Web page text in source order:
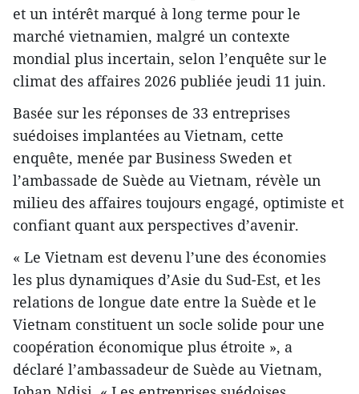
et un intérêt marqué à long terme pour le
marché vietnamien, malgré un contexte
mondial plus incertain, selon l’enquête sur le
climat des affaires 2026 publiée jeudi 11 juin.
Basée sur les réponses de 33 entreprises
suédoises implantées au Vietnam, cette
enquête, menée par Business Sweden et
l’ambassade de Suède au Vietnam, révèle un
milieu des affaires toujours engagé, optimiste et
confiant quant aux perspectives d’avenir.
« Le Vietnam est devenu l’une des économies
les plus dynamiques d’Asie du Sud-Est, et les
relations de longue date entre la Suède et le
Vietnam constituent un socle solide pour une
coopération économique plus étroite », a
déclaré l’ambassadeur de Suède au Vietnam,